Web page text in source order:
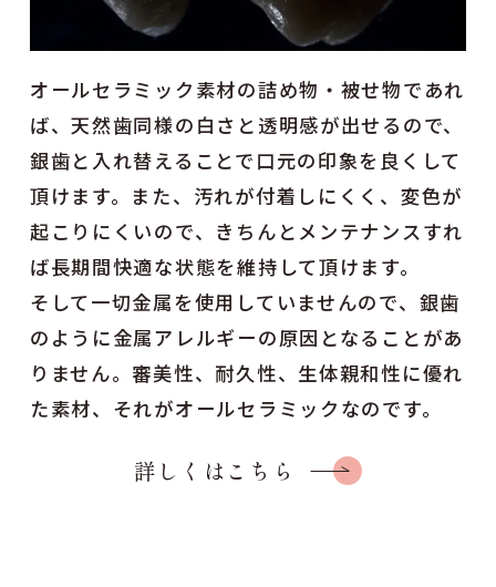
オールセラミック素材の詰め物・被せ物であれ
ば、天然歯同様の白さと透明感が出せるので、
銀歯と入れ替えることで口元の印象を良くして
頂けます。また、汚れが付着しにくく、変色が
起こりにくいので、きちんとメンテナンスすれ
ば長期間快適な状態を維持して頂けます。
そして一切金属を使用していませんので、銀歯
のように金属アレルギーの原因となることがあ
りません。審美性、耐久性、生体親和性に優れ
た素材、それがオールセラミックなのです。
詳しくはこちら